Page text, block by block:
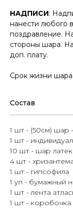
НАДПИСИ:
нанести любого
поздравление.
стороны шара.
доп. плату.
Срок жизни шара
Состав
1 шт - (50см) шар
1 шт -
10 шт - шар
4 шт - хризантема
1 шт - гипсофила
1 уп - бумажный
1 шт - лента
1 шт - коробочка